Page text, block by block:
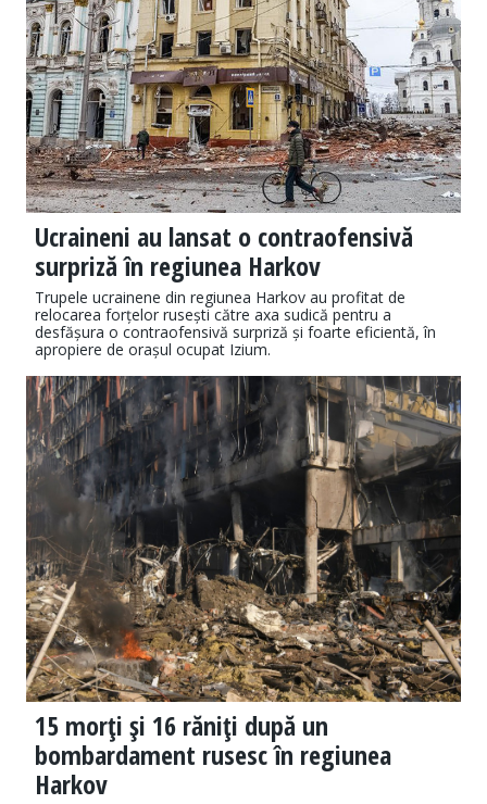
Ucraineni au lansat o contraofensivă
surpriză în regiunea Harkov
Trupele ucrainene din regiunea Harkov au profitat de
relocarea forțelor rusești către axa sudică pentru a
desfășura o contraofensivă surpriză și foarte eficientă, în
apropiere de orașul ocupat Izium.
15 morţi şi 16 răniţi după un
bombardament rusesc în regiunea
Harkov